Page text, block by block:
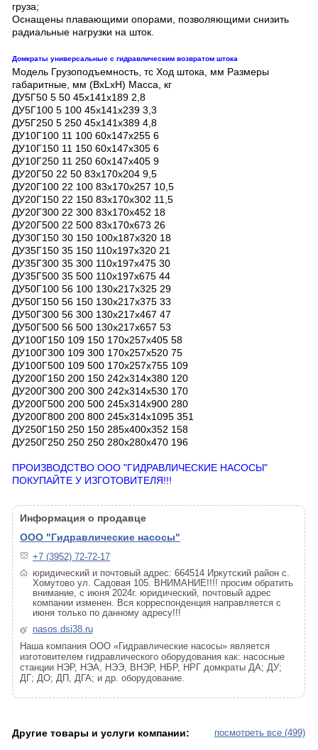
груза;
Оснащены плавающими опорами, позволяющими снизить
радиальные нагрузки на шток.
Домкраты универсальные с гидравлическим возвратом штока
Модель Грузоподъемность, тс Ход штока, мм Размеры
габаритные, мм (BxLxH) Масса, кг
ДУ5Г50 5 50 45х141х189 2,8
ДУ5Г100 5 100 45x141x239 3,3
ДУ5Г250 5 250 45x141x389 4,8
ДУ10Г100 11 100 60x147x255 6
ДУ10Г150 11 150 60х147х305 6
ДУ10Г250 11 250 60x147x405 9
ДУ20Г50 22 50 83х170х204 9,5
ДУ20Г100 22 100 83х170х257 10,5
ДУ20Г150 22 150 83x170х302 11,5
ДУ20Г300 22 300 83x170х452 18
ДУ20Г500 22 500 83x170х673 26
ДУ30Г150 30 150 100х187х320 18
ДУ35Г150 35 150 110х197х320 21
ДУ35Г300 35 300 110х197х475 30
ДУ35Г500 35 500 110х197х675 44
ДУ50Г100 56 100 130х217х325 29
ДУ50Г150 56 150 130x217х375 33
ДУ50Г300 56 300 130x217х467 47
ДУ50Г500 56 500 130x217х657 53
ДУ100Г150 109 150 170x257x405 58
ДУ100Г300 109 300 170x257x520 75
ДУ100Г500 109 500 170x257x755 109
ДУ200Г150 200 150 242x314x380 120
ДУ200Г300 200 300 242x314x530 170
ДУ200Г500 200 500 245x314x900 280
ДУ200Г800 200 800 245х314х1095 351
ДУ250Г150 250 150 285х400х352 158
ДУ250Г250 250 250 280х280х470 196
ПРОИЗВОДСТВО ООО "ГИДРАВЛИЧЕСКИЕ НАСОСЫ"
ПОКУПАЙТЕ У ИЗГОТОВИТЕЛЯ!!!
Информация о продавце
ООО "Гидравлические насосы"
+7 (3952) 72-72-17
юридический и почтовый адрес: 664514 Иркутский район с.
Хомутово ул. Садовая 105. ВНИМАНИЕ!!!! просим обратить
внимание, с июня 2024г. юридический, почтовый адрес
компании изменен. Вся корреспонденция направляется с
июня только по данному адресу!!!
nasos.dsi38.ru
Наша компания ООО «Гидравлические насосы» является
изготовителем гидравлического оборудования как: насосные
станции НЭР, НЭА, НЭЭ, ВНЭР, НБР, НРГ домкраты ДА; ДУ;
ДГ; ДО; ДП, ДГА; и др. оборудование.
посмотреть все (499)
Другие товары и услуги компании: